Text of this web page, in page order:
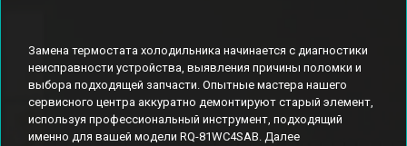
Замена термостата холодильника начинается с диагностики
неисправности устройства, выявления причины поломки и
выбора подходящей запчасти. Опытные мастера нашего
сервисного центра аккуратно демонтируют старый элемент,
используя профессиональный инструмент, подходящий
именно для вашей модели RQ-81WC4SAB. Далее